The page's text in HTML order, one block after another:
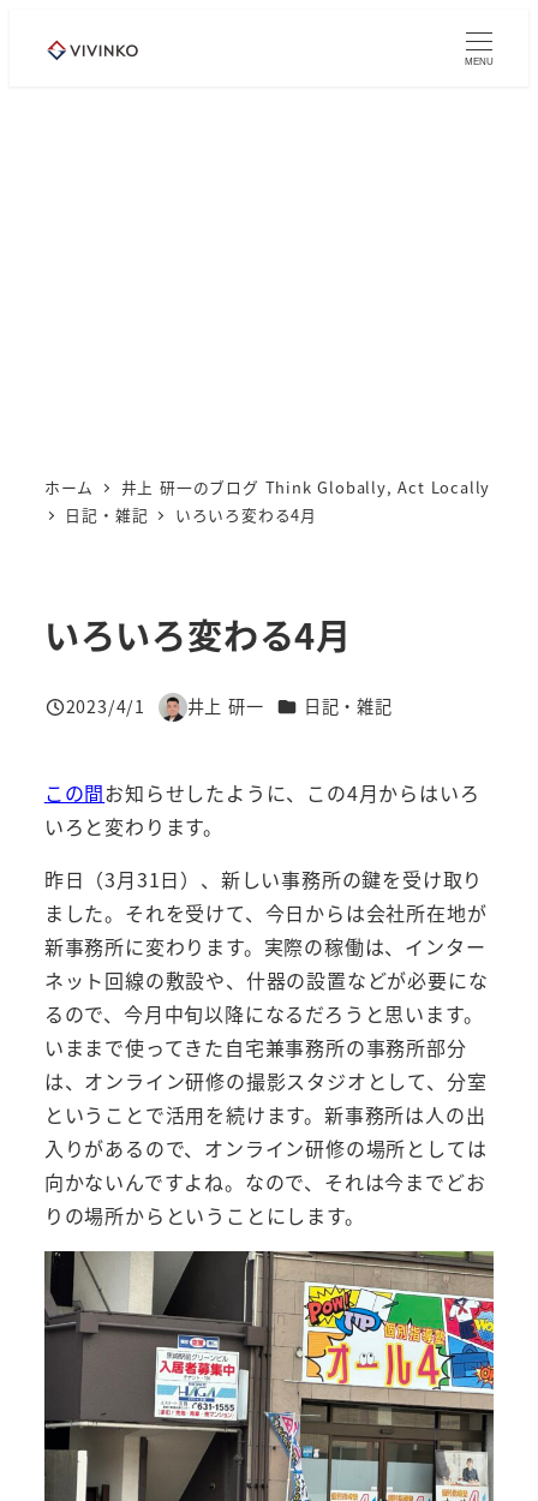
MENU
ホーム
井上 研一のブログ Think Globally, Act Locally
日記・雑記
いろいろ変わる4月
いろいろ変わる4月
投稿日
2023/4/1
著
井上 研一 カテゴリー
日記・雑記
この間お知らせしたように、この4月からはいろ
いろと変わります。
昨日（3月31日）、新しい事務所の鍵を受け取り
ました。それを受けて、今日からは会社所在地が
新事務所に変わります。実際の稼働は、インター
ネット回線の敷設や、什器の設置などが必要にな
るので、今月中旬以降になるだろうと思います。
いままで使ってきた自宅兼事務所の事務所部分
は、オンライン研修の撮影スタジオとして、分室
ということで活用を続けます。新事務所は人の出
入りがあるので、オンライン研修の場所としては
向かないんですよね。なので、それは今までどお
りの場所からということにします。